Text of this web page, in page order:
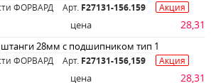
ФОРВАРД Арт. F27131-156.159 Акция
цена 28,31
28мм с подшипником тип 1
ФОРВАРД Арт. F27131-156,159 Акция
цена 28,31